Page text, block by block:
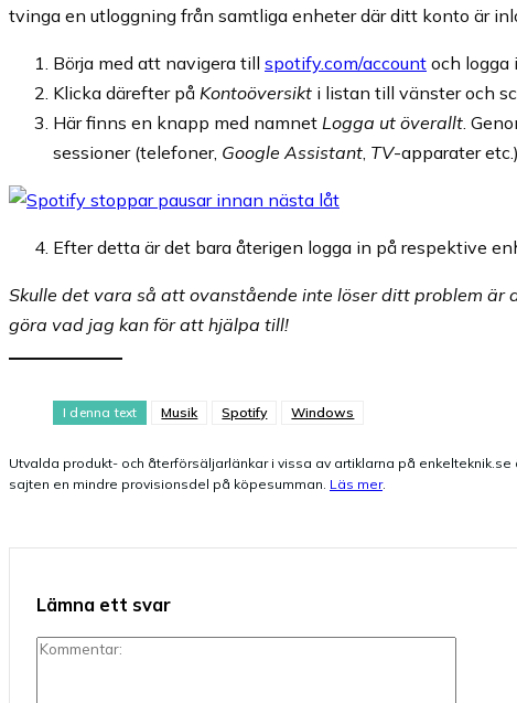
tvinga en utloggning från samtliga enheter där ditt konto är
Börja med att navigera till spotify.com/account och logga
Klicka därefter på Kontoöversikt i listan till vänster och
Här finns en knapp med namnet Logga ut överallt .
sessioner (telefoner, Google Assistant TV-apparater etc.).
Efter detta är det bara återigen logga in på respektive
Skulle det vara så att ovanstående inte löser ditt problem
göra vad jag kan för att hjälpa till!
I denna text Musik Spotify Windows
Utvalda produkt- och återförsäljarlänkar i vissa av artiklarna på
sajten en mindre provisionsdel på köpesumman. Läs mer.
Lämna ett svar